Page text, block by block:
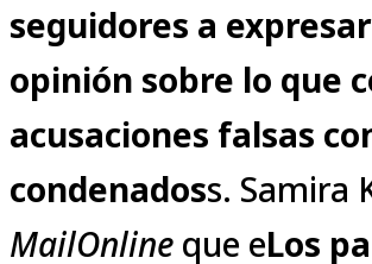
seguidores a
opinión sobre lo que
acusaciones falsas
condenadoss. Samira
MailOnline que eLos